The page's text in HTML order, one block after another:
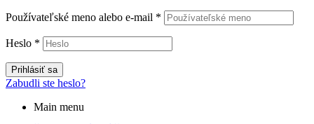
Používateľské meno alebo e-mail *
Heslo *
Prihlásiť sa
Zabudli ste heslo?
Main menu